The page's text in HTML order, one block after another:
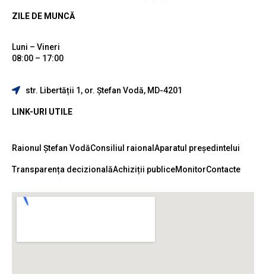
ZILE DE MUNCĂ
Luni – Vineri
08:00 – 17:00
str. Libertății 1, or. Ștefan Vodă, MD-4201
LINK-URI UTILE
Raionul Ștefan VodăConsiliul raional Aparatul președintelui
Transparența decizionalăAchiziții publiceMonitorContacte